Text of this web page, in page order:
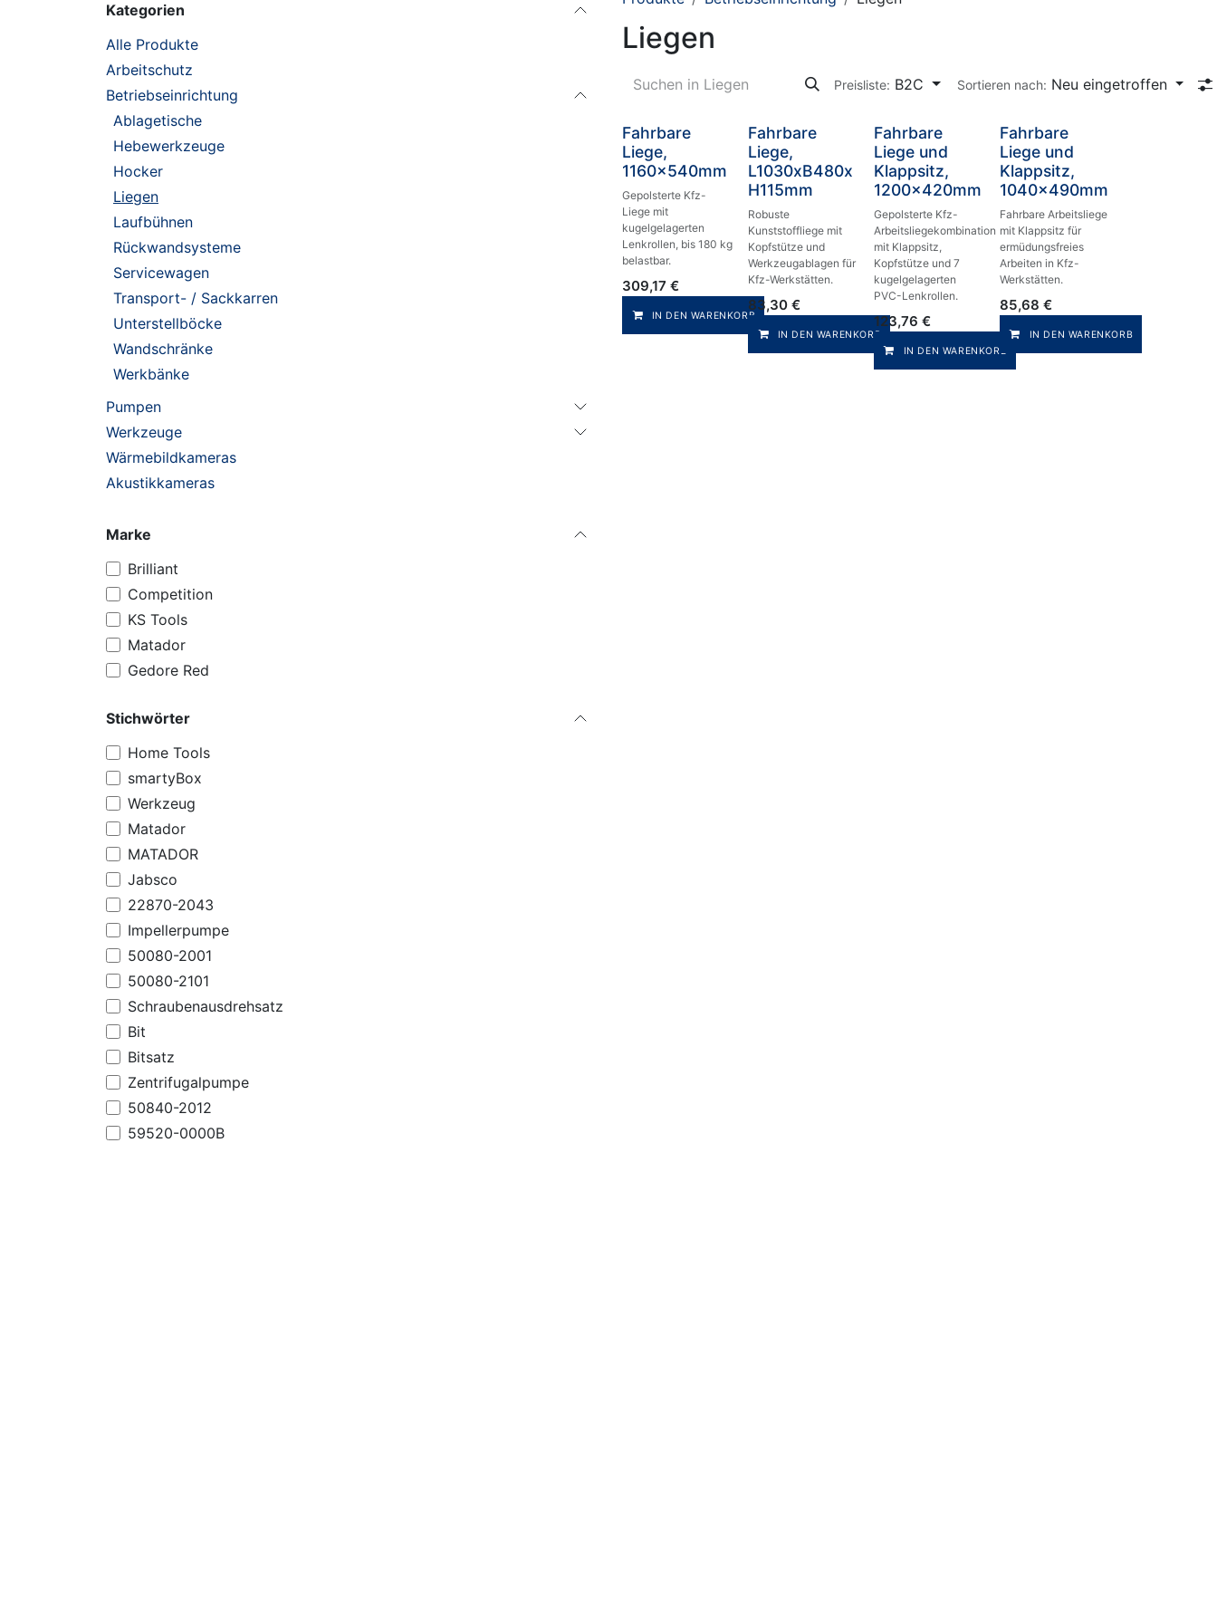
Kategorien
Alle Produkte
Arbeitschutz
Betriebseinrichtung
Ablagetische
Hebewerkzeuge
Hocker
Liegen
Laufbühnen
Rückwandsysteme
Servicewagen
Transport- / Sackkarren
Unterstellböcke
Wandschränke
Werkbänke
Pumpen
Werkzeuge
Wärmebildkameras
Akustikkameras
Marke
Brilliant
Competition
KS Tools
Matador
Gedore Red
Stichwörter
Home Tools
smartyBox
Werkzeug
Matador
MATADOR
Jabsco
22870-2043
Impellerpumpe
50080-2001
50080-2101
Schraubenausdrehsatz
Bit
Bitsatz
Zentrifugalpumpe
50840-2012
59520-0000B
Liegen
Preisliste: B2C Sortieren nach: Neu eingetroffen
Fahrbare
Liege,
1160x540mm
Gepolsterte Kfz-
Liege mit
kugelgelagerten
Lenkrollen, bis 180 kg
belastbar.
309,17 €
IN DEN WARENKORB
Fahrbare
Liege,
L1030xB480x
H115mm
Robuste
Kunststoffliege mit
Kopfstütze und
Werkzeugablagen für
Kfz-Werkstätten.
83,30€
IN DEN WARENKORB
Fahrbare
Liege und
Klappsitz,
1200x420mm
Gepolsterte Kfz-
Arbeitsliegekombination
mit Klappsitz,
Kopfstütze und 7
kugelgelagerten
PVC-Lenkrollen.
123,76 €
IN DEN WARENKORB
Fahrbare
Liege und
Klappsitz,
1040x490mm
Fahrbare Arbeitsliege
mit Klappsitz für
ermüdungsfreies
Arbeiten in Kfz-
Werkstätten.
85,68 €
IN DEN WARENKORB